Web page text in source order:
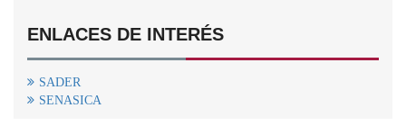
ENLACES DE INTERÉS
SADER
SENASICA